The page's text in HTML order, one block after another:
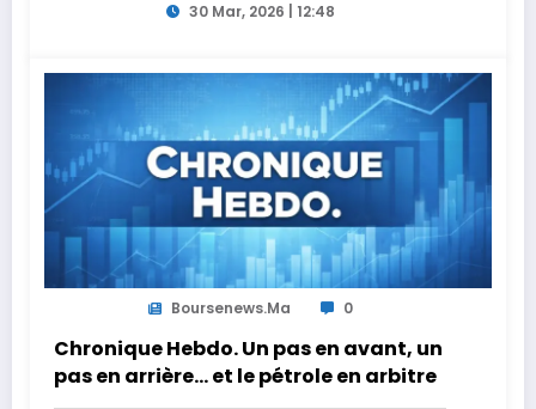
30 Mar, 2026 | 12:48
Boursenews.ma 0
Chronique Hebdo. Un pas en avant, un
pas en arrière… et le pétrole en arbitre